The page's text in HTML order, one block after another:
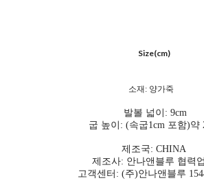
Size(cm)
소재: 양가죽
발볼 넓이: 9cm
굽 높이: (속굽1cm 포함)약
제조국: CHINA
제조사: 안나앤블루 협력
고객센터: (주)안나앤블루